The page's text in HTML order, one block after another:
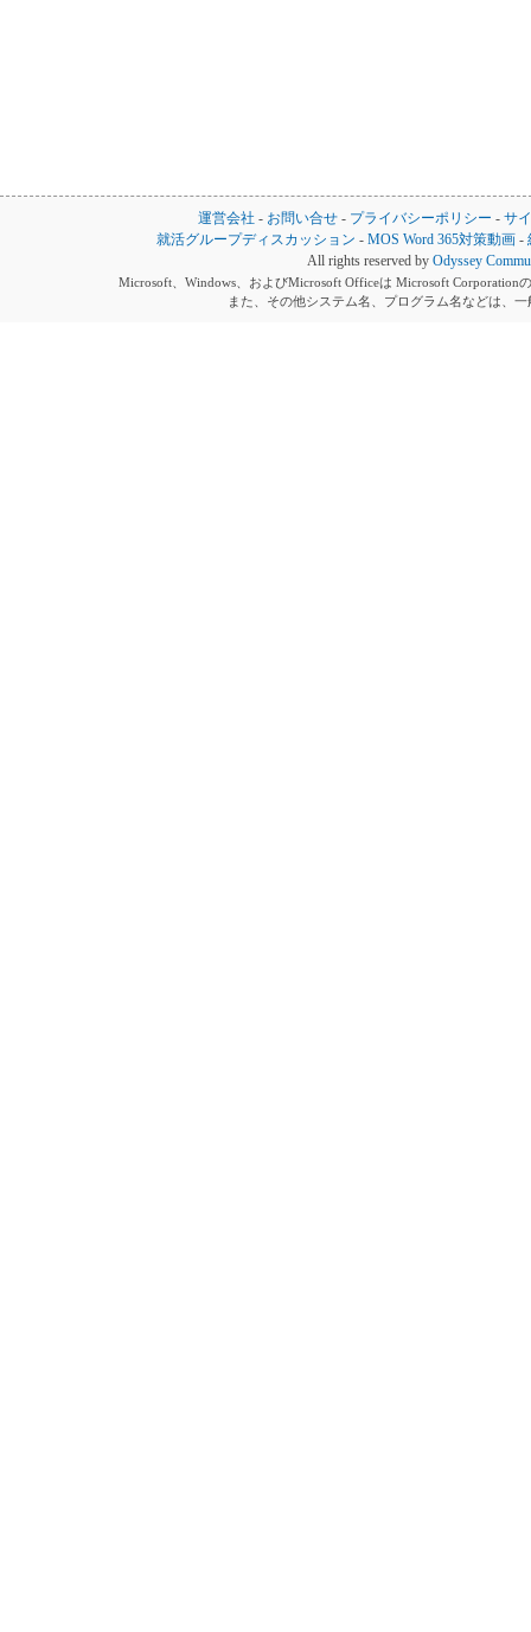
運営会社 - お問い合せ - プライバシーポリシー - サ
就活グループディスカッション -MOS Word 365対策動画 -
All rights reserved by Odyssey
Microsoft、Windows、およびMicrosoft Officeは Microsoft Corporation
また、その他システム名、プログラム名などは、